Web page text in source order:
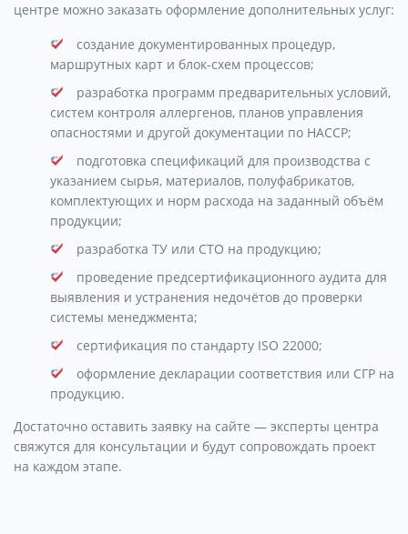
центре можно заказать оформление дополнительных услуг:
создание документированных процедур,
маршрутных карт и блок-схем процессов;
разработка программ предварительных условий,
систем контроля аллергенов, планов управления
опасностями и другой документации по HACCP;
подготовка спецификаций для производства с
указанием сырья, материалов, полуфабрикатов,
комплектующих и норм расхода на заданный объём
продукции;
разработка ТУ или СТО на продукцию;
проведение предсертификационного аудита для
выявления и устранения недочётов до проверки
системы менеджмента;
сертификация по стандарту ISO 22000;
оформление декларации соответствия или СГР на
продукцию.
Достаточно оставить заявку на сайте — эксперты центра
свяжутся для консультации и будут сопровождать проект
на каждом этапе.